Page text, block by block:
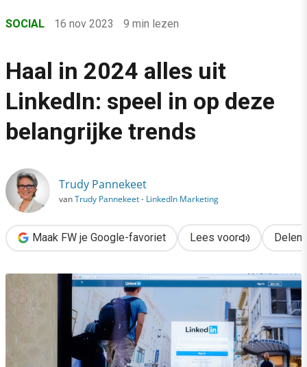
›
›
Social
›
Haal in 2024 alles uit LinkedIn: speel in op deze belangrijke
SOCIAL 16 nov 2023 9 min lezen
Haal in 2024 alles uit
LinkedIn: speel in op deze
belangrijke trends
Trudy Pannekeet
vanTrudy Pannekeet - LinkedIn Marketing
Maak FW je Google-favoriet Lees voor Delen